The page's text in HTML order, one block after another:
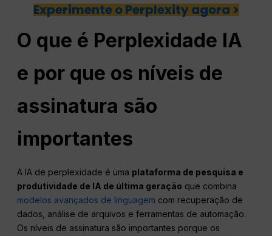
Experimente o Perplexity agora >
O que é Perplexidade IA
e por que os níveis de
assinatura são
importantes
A IA de perplexidade é uma plataforma de pesquisa e
produtividade de IA de última geração que combina
modelos avançados de linguagem com recuperação de
dados, análise de arquivos e ferramentas de automação.
Os níveis de assinatura são importantes porque os